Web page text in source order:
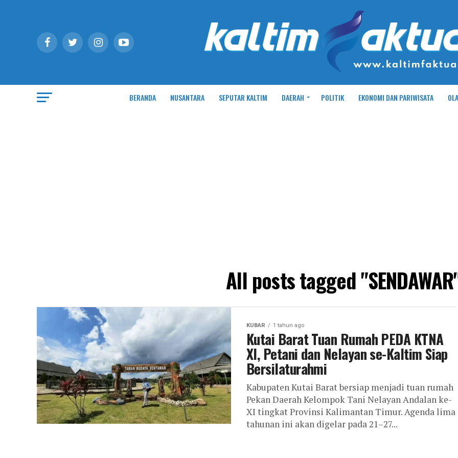
BERANDA NUSANTARA SEPUTAR KALTIM DAERAH POLITIK EKONOMI DAN PARIWISATA
All posts tagged
KUBAR 1 tahun ago
Kutai Barat Tuan Rumah PEDA KTNA
XI, Petani dan Nelayan se-Kaltim Siap
Bersilaturahmi
Kabupaten Kutai Barat bersiap menjadi tuan rumah
Pekan Daerah Kelompok Tani Nelayan Andalan ke-
XI tingkat Provinsi Kalimantan Timur. Agenda lima
tahunan ini akan digelar pada 21–27...